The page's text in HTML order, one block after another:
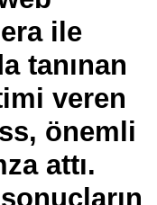
ile
tanınan
veren
önemli
attı.